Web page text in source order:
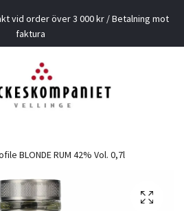
vid order över 3 000 kr / Betalning mot
faktura
BLONDE RUM 42% Vol. 0,7l